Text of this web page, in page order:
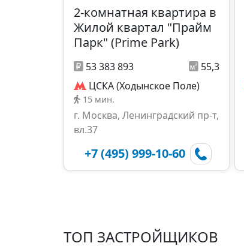
2-комнатная квартира в
Жилой квартал "Прайм
Парк" (Prime Park)
53 383 893
55,3
ЦСКА (Ходынское Поле)
15 мин.
г. Москва, Ленинградский пр-т,
вл.37
+7 (495) 999-10-60
ТОП ЗАСТРОЙЩИКОВ